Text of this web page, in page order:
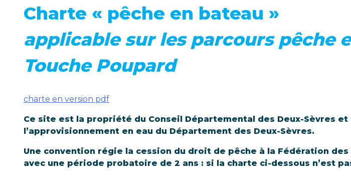
Charte « pêche en bateau »
applicable sur les parcours pêche
Touche Poupard
charte en version pdf
Ce site est la propriété du Conseil Départemental des Deux-Sèvres
l’approvisionnement en eau du Département des Deux-Sèvres.
Une convention régie la cession du droit de pêche à la Fédération
avec une période probatoire de 2 ans : si la charte ci-dessous n’est